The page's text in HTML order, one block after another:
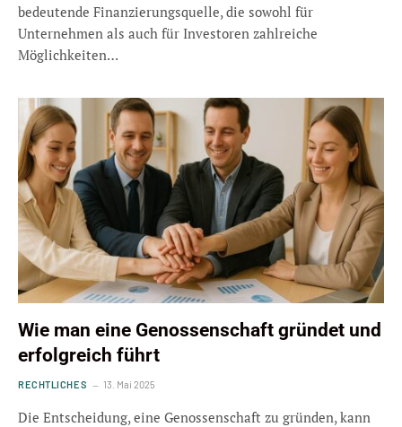
bedeutende Finanzierungsquelle, die sowohl für
Unternehmen als auch für Investoren zahlreiche
Möglichkeiten…
Wie man eine Genossenschaft gründet und
erfolgreich führt
RECHTLICHES 13. Mai 2025
Die Entscheidung, eine Genossenschaft zu gründen, kann